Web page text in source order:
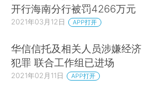
开行海南分行被罚4266万元
2021年03月12日 APP打开
华信信托及相关人员涉嫌经济
犯罪 联合工作组已进场
2021年02月11日 APP打开